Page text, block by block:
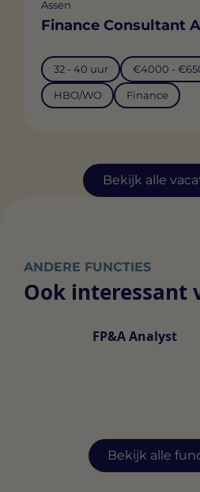
Bekijk alle
Assen
Finance Consultant
32 - 40 uur €4000 -
HBO/WO Finance
ANDERE FUNCTIES
Ook interessant
Bekijk alle
FP&A Analyst